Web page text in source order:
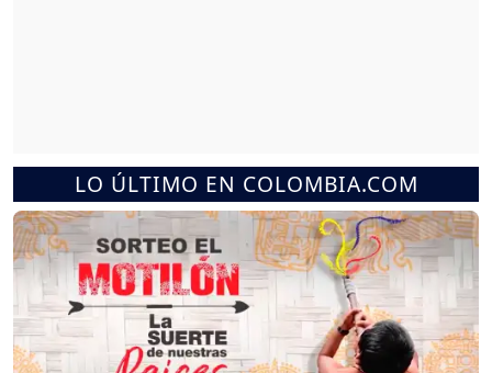
LO ÚLTIMO EN COLOMBIA.COM